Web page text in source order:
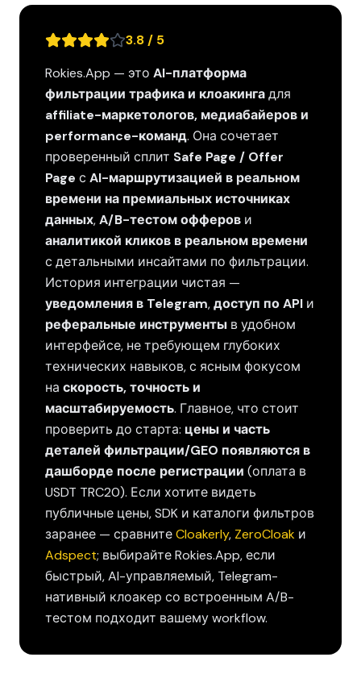
3.8 / 5
Rokies.App — это AI-платформа
фильтрации трафика и клоакингадля
affiliate-маркетологов, медиабайеров и
performance-команд. Она сочетает
проверенный сплит Safe Page / Offer
Page с AI-маршрутизацией в реальном
времени на премиальных источниках
данных,A/B-тестом офферов и
аналитикой кликов в реальном времени
с детальными инсайтами по фильтрации.
История интеграции чистая —
уведомления в Telegram,доступ по API и
реферальные инструменты в удобном
интерфейсе, не требующем глубоких
технических навыков, с ясным фокусом
на скорость, точность и
масштабируемость. Главное, что стоит
проверить до старта: цены и часть
деталей фильтрации/GEO появляются в
дашборде после регистрации (оплата в
USDT TRC20). Если хотите видеть
публичные цены, SDK и каталоги фильтров
заранее — сравнитеCloakerly, ZeroCloak и
Adspect; выбирайте Rokies.App, если
быстрый, AI-управляемый, Telegram-
нативный клоакер со встроенным A/B-
тестом подходит вашему workflow.